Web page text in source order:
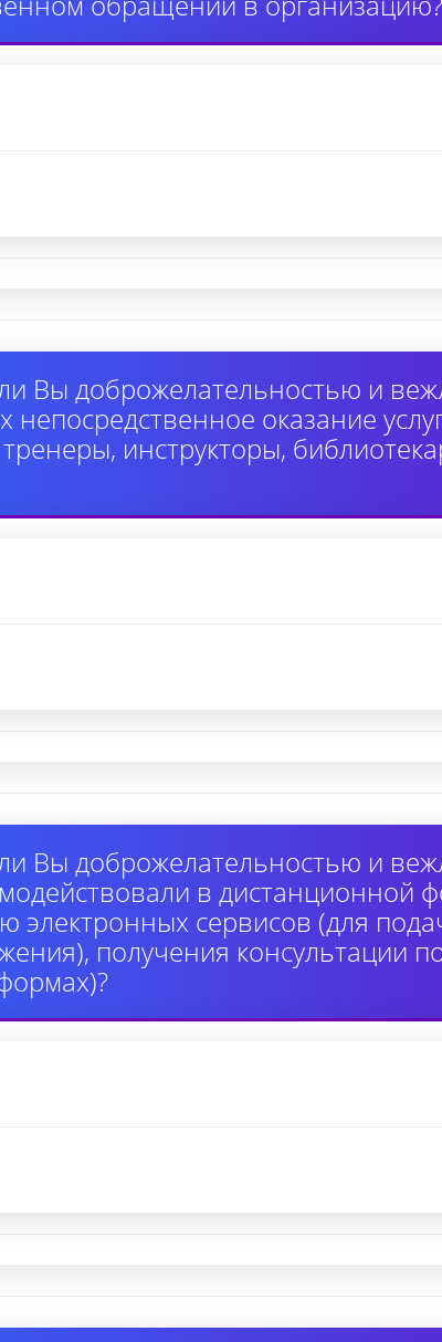
Вы доброжелательностью и
оказание
инструкторы,
Вы доброжелательностью и
в дистанционной
электронных сервисов (для
получения консультации